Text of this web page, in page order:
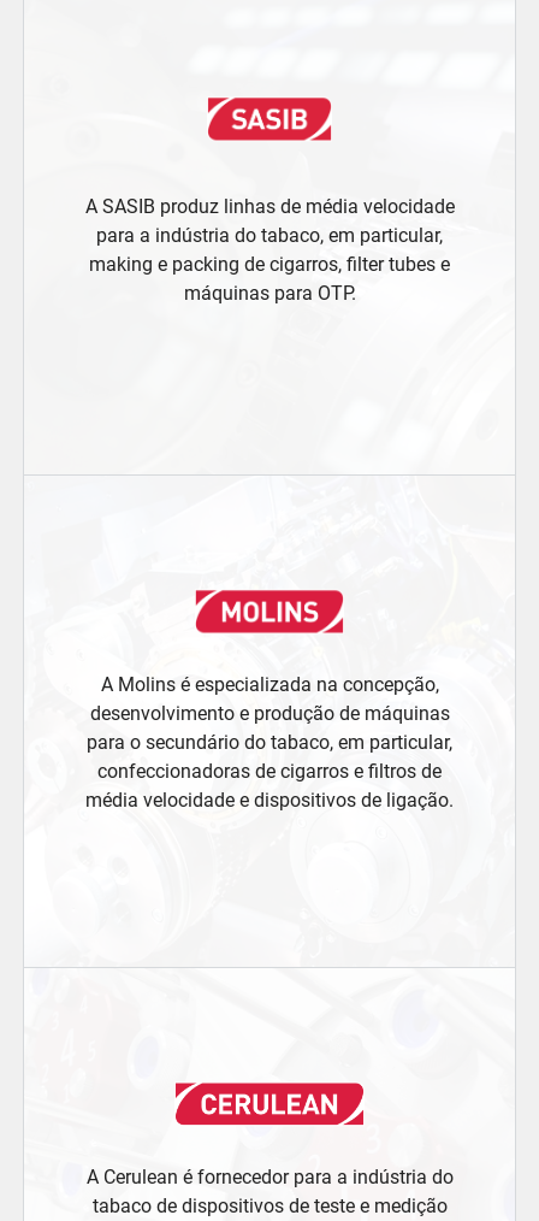
A SASIB produz linhas de média velocidade
para a indústria do tabaco, em particular,
making e packing de cigarros, filter tubes e
máquinas para OTP.
A Molins é especializada na concepção,
desenvolvimento e produção de máquinas
para o secundário do tabaco, em particular,
confeccionadoras de cigarros e filtros de
média velocidade e dispositivos de ligação.
A Cerulean é fornecedor para a indústria do
tabaco de dispositivos de teste e medição